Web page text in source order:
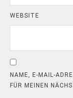
WEBSITE
NAME, E-MAIL-
FÜR MEINEN